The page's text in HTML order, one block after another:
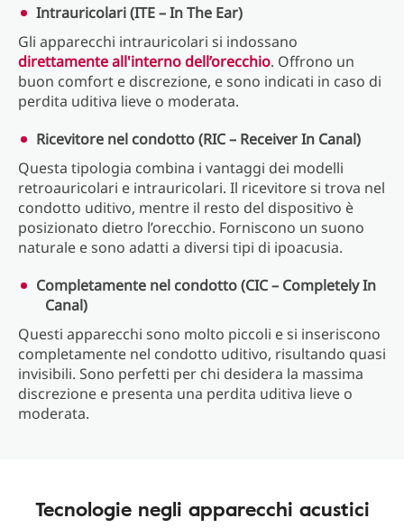
Intrauricolari (ITE – In The Ear)
Gli apparecchi intrauricolari si indossano
direttamente all'interno dell’orecchio. Offrono un
buon comfort e discrezione, e sono indicati in caso di
perdita uditiva lieve o moderata.
Ricevitore nel condotto (RIC – Receiver In Canal)
Questa tipologia combina i vantaggi dei modelli
retroauricolari e intrauricolari. Il ricevitore si trova nel
condotto uditivo, mentre il resto del dispositivo è
posizionato dietro l’orecchio. Forniscono un suono
naturale e sono adatti a diversi tipi di ipoacusia.
Completamente nel condotto (CIC – Completely In
Canal)
Questi apparecchi sono molto piccoli e si inseriscono
completamente nel condotto uditivo, risultando quasi
invisibili. Sono perfetti per chi desidera la massima
discrezione e presenta una perdita uditiva lieve o
moderata.
Tecnologie negli apparecchi acustici